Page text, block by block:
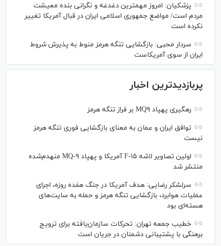
پزشکیان: امروز مهمترین دغدغه و نگرانی بنده معیشت
مردم است/ مواضع جمهوری اسلامی ایران در قبال آمریکا تغییر
نکرده است
سردار محبی: بازگشایی تنگه هرمز منوط به پذیرش شروط
ایران از سوی آمریکاست
پربازدیدترین اخبار
رهگیری پهپاد MQ۹ بر فراز تنگه هرمز
توافق ایران و عمان به معنای بازگشایی فوری تنگه هرمز
نیست
اولین تصاویر لاشه F-۱۵ آمریکا و پهپاد MQ-۹ منهدم‌شده
منتشر شد
سرلشکر رضایی: هدف آمریکا در جنگ هفده روزه، اجرای
عملیات هوابرد، بازگشایی تنگه هرمز و حمله به سایت‌های
هسته‌ای بود
خطیب جمعه تهران: تحرکات سازمان‌یافته برای ترویج
برهنگی با پشتیبانی دشمنان در جریان است